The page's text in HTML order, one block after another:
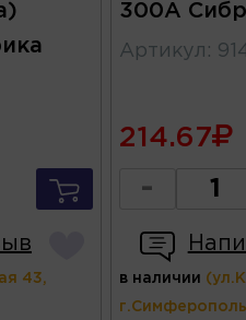
43,
300А
Артикул :
214.67
-
в наличии